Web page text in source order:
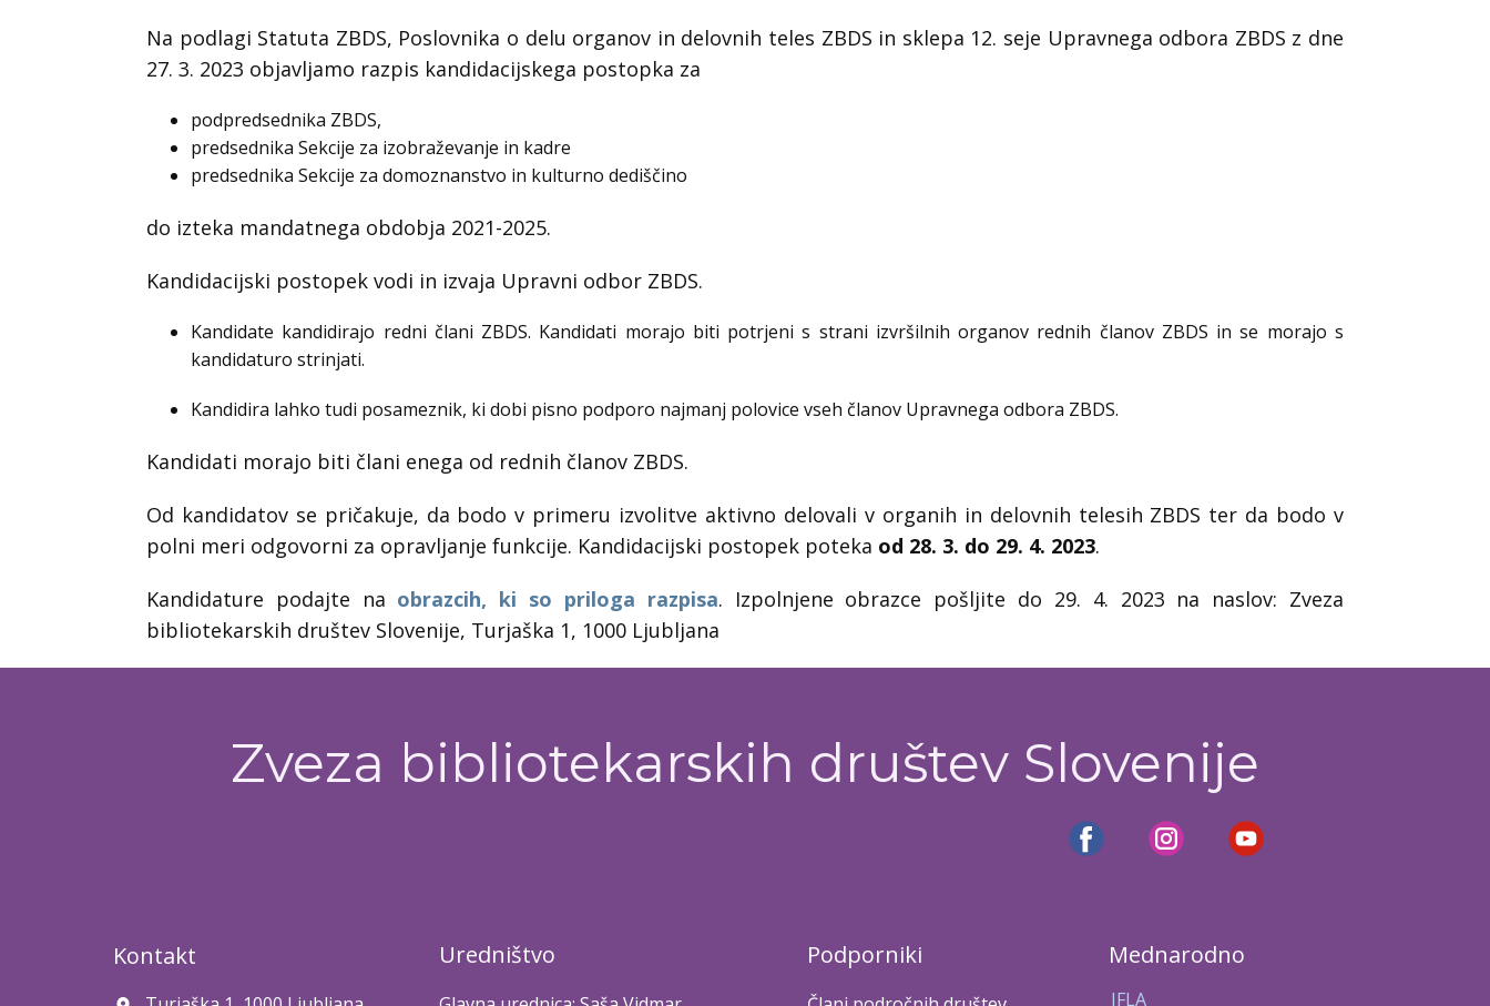
Na podlagi Statuta ZBDS, Poslovnika o delu organov in delovnih teles ZBDS in sklepa 12. seje Upravnega odbora ZBDS z dne
27. 3. 2023 objavljamo razpis kandidacijskega postopka za
podpredsednika ZBDS,
predsednika Sekcije za izobraževanje in kadre
predsednika Sekcije za domoznanstvo in kulturno dediščino
do izteka mandatnega obdobja 2021-2025.
Kandidacijski postopek vodi in izvaja Upravni odbor ZBDS.
Kandidate kandidirajo redni člani ZBDS. Kandidati morajo biti potrjeni s strani izvršilnih organov rednih članov ZBDS in se morajo s
kandidaturo strinjati.
Kandidira lahko tudi posameznik, ki dobi pisno podporo najmanj polovice vseh članov Upravnega odbora ZBDS.
Kandidati morajo biti člani enega od rednih članov ZBDS.
Od kandidatov se pričakuje, da bodo v primeru izvolitve aktivno delovali v organih in delovnih telesih ZBDS ter da bodo v
polni meri odgovorni za opravljanje funkcije. Kandidacijski postopek poteka od 28. 3. do 29. 4. 2023.
Kandidature podajte na obrazcih, ki so priloga razpisa. Izpolnjene obrazce pošljite do 29. 4. 2023 na naslov: Zveza
bibliotekarskih društev Slovenije, Turjaška 1, 1000 Ljubljana
Zveza bibliotekarskih društev Slovenije
Kontakt Uredništvo Podporniki Mednarodno
IFLA